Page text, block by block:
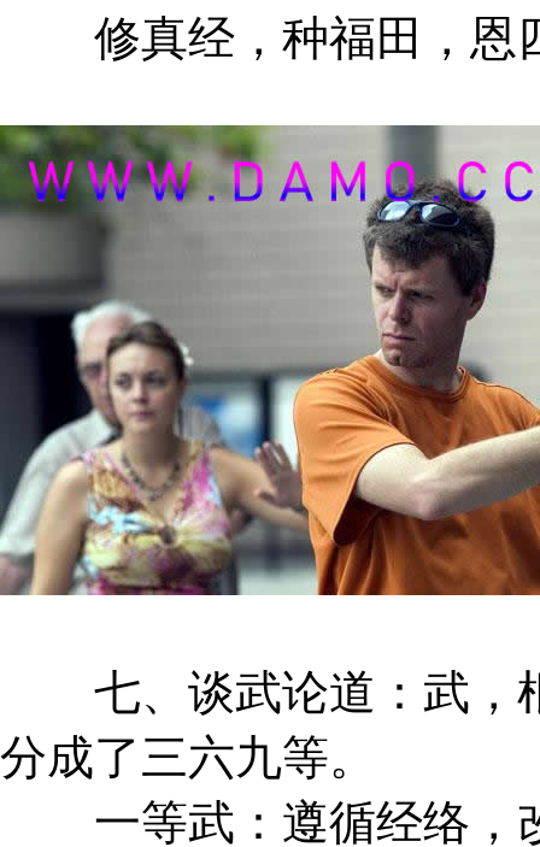
修真经，种福田，恩
七、谈武论道：武，
分成了三六九等。
一等武：遵循经络，